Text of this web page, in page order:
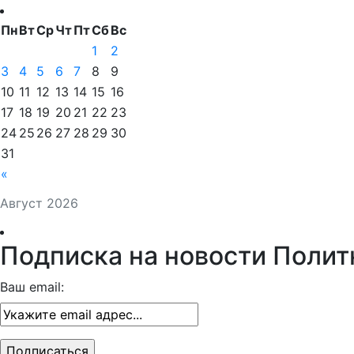
Август 2026
ПнВтСрЧтПтСбВс
«
1
2
3
4 5 6 7 8
9
10 11 12 13 14 15 16
17 18 19 20 21 22 23
24 25 26 27 28 29 30
31
Подписка на новости
Ваш email: